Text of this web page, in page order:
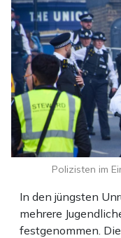
In den jüngsten
mehrere
festgenommen.
Polizisten im